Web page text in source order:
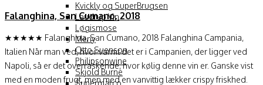
Kvickly og SuperBrugsen
Laudrup Vin
Løgismose
Meny
Otto Suenson
Philipsonwine
Skjold Burne
Supermarco
Falanghina, San Cumano, 2018
★★★★★ Falanghina, San Cumano, 2018 Falanghina Campania,
Italien Når man ved, hvor varmt det er i Campanien, der ligger ved
Napoli, så er det overraskende, hvor kølig denne vin er. Ganske vist
med en moden frugt, men med en vanvittig lækker crispy friskhed.